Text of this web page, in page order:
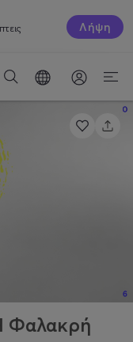
Λήψη
Φαλακρή